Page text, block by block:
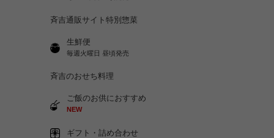
斉吉通販サイト特別惣菜
生鮮便
毎週火曜日 昼頃発売
斉吉のおせち料理
ご飯のお供におすすめ
NEW
ギフト・詰め合わせ